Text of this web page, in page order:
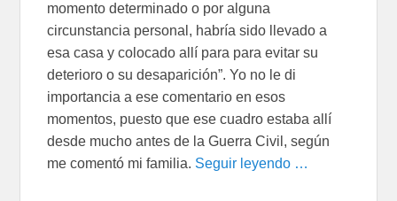
momento determinado o por alguna
circunstancia personal, habría sido llevado a
esa casa y colocado allí para para evitar su
deterioro o su desaparición”. Yo no le di
importancia a ese comentario en esos
momentos, puesto que ese cuadro estaba allí
desde mucho antes de la Guerra Civil, según
me comentó mi familia. Seguir leyendo …